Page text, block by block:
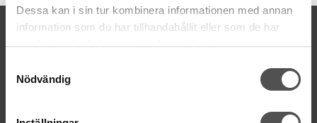
Dessa kan i sin tur kombinera informationen med annan
information som du har tillhandahållit eller som de har
samlat in när du har använt deras tjänster.
Nödvändig
KONTAKTA OSS
kontakt@symaskinsboden.se
Tel. 018-150525